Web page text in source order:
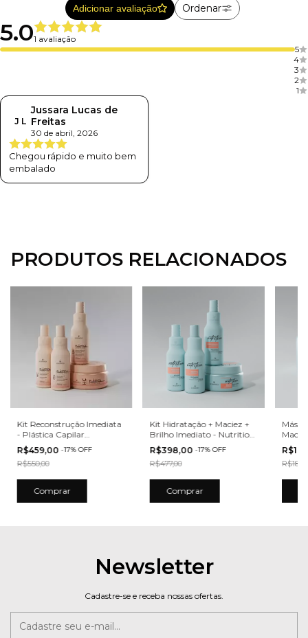
Adicionar avaliação Ordenar
5.01 avaliação
5
4
3
2
1
J L
Jussara Lucas de
Freitas
30 de abril, 2026
Chegou rápido e muito bem
embalado
PRODUTOS RELACIONADOS
Kit Reconstrução Imediata
- Plástica Capilar
Ecosmetics
R$459,00 -17%OFF
R$550,00
Kit Hidratação + Maciez +
Brilho Imediato - Nutrition
Ecosmetics
R$398,00 -17%OFF
R$477,00
Newsletter
Cadastre-se e receba nossas ofertas.